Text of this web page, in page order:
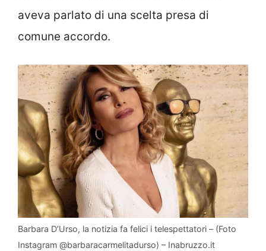
aveva parlato di una scelta presa di
comune accordo.
Barbara D’Urso, la notizia fa felici i telespettatori – (Foto
Instagram @barbaracarmelitadurso) – Inabruzzo.it